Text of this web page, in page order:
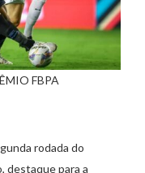
FBPA
rodada do
destaque para a